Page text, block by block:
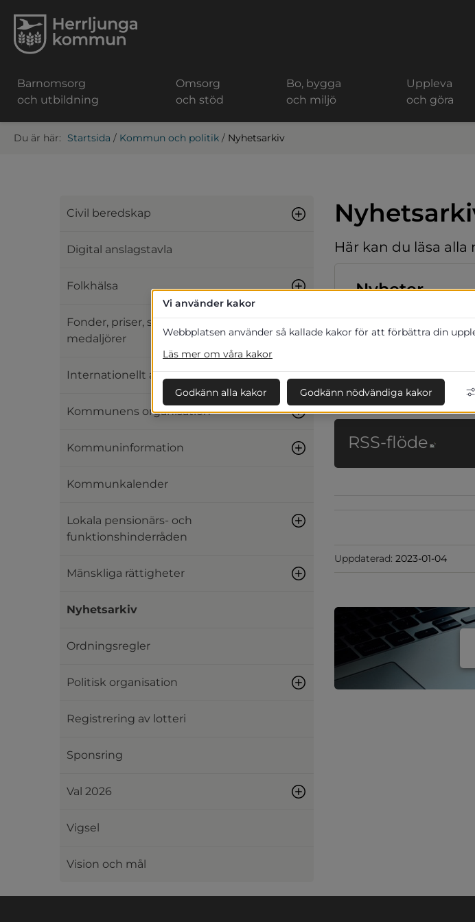
Barnomsorg
och utbildning
Omsorg
och stöd
Bo, bygga
och miljö
Uppleva
och göra
Startsida / Kommun och politik / Nyhetsarkiv
Civil beredskap
Digital anslagstavla
Folkhälsa
Fonder, priser, stipendier och
medaljörer
Internationellt arbete
Kommunens organisation
Kommuninformation
Kommunkalender
Lokala pensionärs- och
funktionshinderråden
Mänskliga rättigheter
Nyhetsarkiv
Ordningsregler
Politisk organisation
Registrering av lotteri
Sponsring
Val 2026
Vigsel
Vision och mål
Här kan du läsa
Nyheter
Kommun och politik
Kommun och politik
RSS-flöde
Uppdaterad: 2023-01-04
Vi använder kakor
Webbplatsen använder så kallade kakor för att förbättra din
Läs mer om våra kakor
Godkänn alla kakor Godkänn nödvändiga kakor